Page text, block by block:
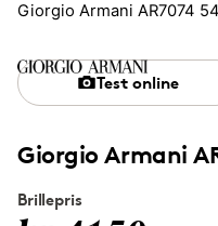
Giorgio Armani AR7074
Giorgio Armani
Brillepris
Test online